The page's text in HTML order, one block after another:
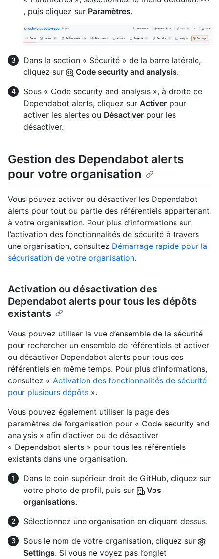
, puis cliquez sur Paramètres.
Dans la section « Sécurité » de la barre latérale,
cliquez sur
Code security and analysis.
Sous « Code security and analysis », à droite de
Dependabot alerts, cliquez sur Activer pour
activer les alertes ou Désactiver pour les
désactiver.
Gestion des Dependabot alerts
pour votre organisation
Vous pouvez activer ou désactiver les Dependabot
alerts pour tout ou partie des référentiels appartenant
à votre organisation. Pour plus d’informations sur
l’activation des fonctionnalités de sécurité à travers
une organisation, consultez Démarrage rapide pour la
sécurisation de votre organisation.
Activation ou désactivation des
Dependabot alerts pour tous les dépôts
existants
Vous pouvez utiliser la vue d’ensemble de la sécurité
pour rechercher un ensemble de référentiels et activer
ou désactiver Dependabot alerts pour tous ces
référentiels en même temps. Pour plus d’informations,
consultez « Activation des fonctionnalités de sécurité
pour plusieurs dépôts ».
Vous pouvez également utiliser la page des
paramètres de l’organisation pour « Code security and
analysis » afin d’activer ou de désactiver
« Dependabot alerts » pour tous les référentiels
existants dans une organisation.
Dans le coin supérieur droit de GitHub, cliquez sur
votre photo de profil, puis sur
Vos
organisations.
Sélectionnez une organisation en cliquant dessus.
Sous le nom de votre organisation, cliquez sur
Settings. Si vous ne voyez pas l’onglet